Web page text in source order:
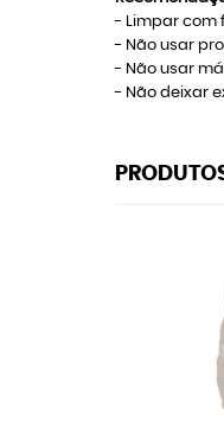
- Limpar com
- Não usar
- Não usar
- Não deixar